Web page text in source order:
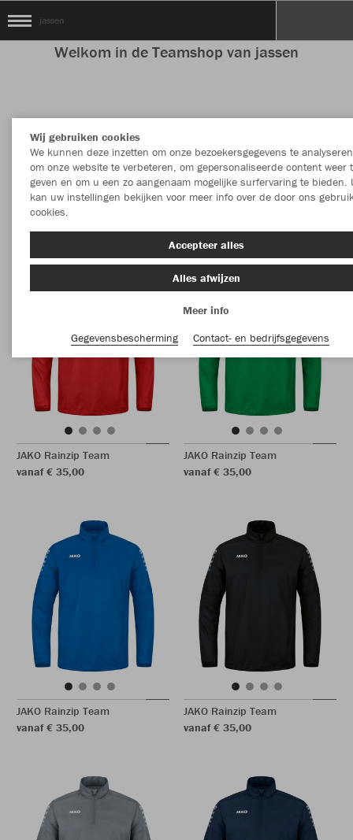
jassen
Welkom in de Teamshop van jassen
Kledingstuk MEER FILTERS
JAKO Rainzip Team
vanaf € 35,00
JAKO Rainzip Team
vanaf € 35,00
JAKO Rainzip Team
vanaf € 35,00
JAKO Rainzip Team
vanaf € 35,00
Wij gebruiken cookies
We kunnen deze inzetten om onze bezoekersgegevens te
om onze website te verbeteren, om gepersonaliseerde content weer
geven en om u een zo aangenaam mogelijke surfervaring te bieden.
kan uw instellingen bekijken voor meer info over de door ons
cookies.
Accepteer alles
Alles afwijzen
Meer info
Gegevensbescherming
Contact- en bedrijfsgegevens